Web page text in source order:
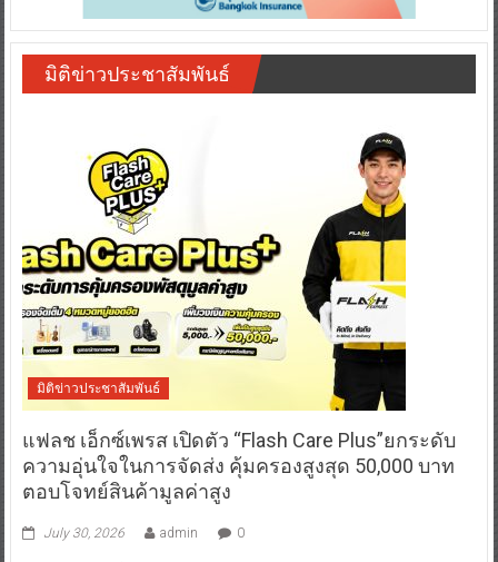
มิติข่าวประชาสัมพันธ์
มิติข่าวประชาสัมพันธ์
แฟลช เอ็กซ์เพรส เปิดตัว “Flash Care Plus”ยกระดับ
ความอุ่นใจในการจัดส่ง คุ้มครองสูงสุด 50,000 บาท
ตอบโจทย์สินค้ามูลค่าสูง
July 30, 2026 admin 0